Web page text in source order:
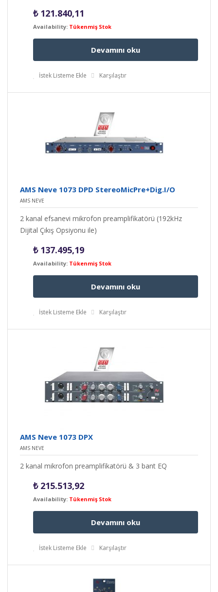
₺121.840,11
Availability: Tükenmiş Stok
Devamını oku
İstek Listeme Ekle Karşılaştır
AMS Neve 1073 DPD StereoMicPre+Dig.I/O
AMS NEVE
2 kanal efsanevi mikrofon preamplifikatörü (192kHz
Dijital Çıkış Opsiyonu ile)
₺137.495,19
Availability: Tükenmiş Stok
Devamını oku
İstek Listeme Ekle Karşılaştır
AMS Neve 1073 DPX
AMS NEVE
2 kanal mikrofon preamplifikatörü & 3 bant EQ
₺215.513,92
Availability: Tükenmiş Stok
Devamını oku
İstek Listeme Ekle Karşılaştır